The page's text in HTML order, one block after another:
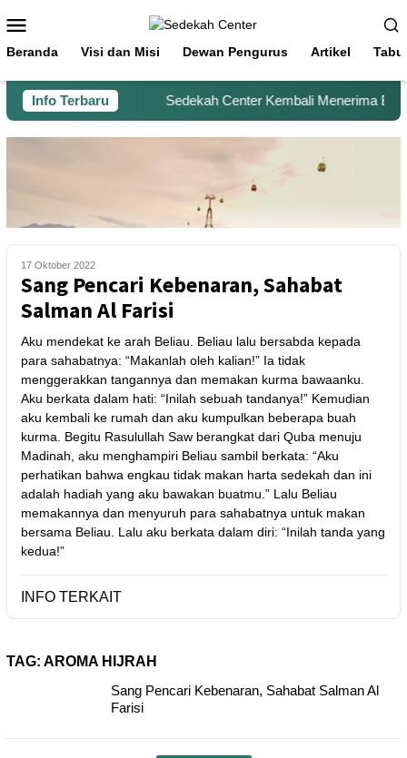
Beranda Visi dan Misi Dewan Pengurus Artikel
Info Terbaru Sedekah Center Kembali Menerima
17 Oktober 2022
Sang Pencari Kebenaran, Sahabat
Salman Al Farisi
Aku mendekat ke arah Beliau. Beliau lalu bersabda kepada
para sahabatnya: “Makanlah oleh kalian!” Ia tidak
menggerakkan tangannya dan memakan kurma bawaanku.
Aku berkata dalam hati: “Inilah sebuah tandanya!” Kemudian
aku kembali ke rumah dan aku kumpulkan beberapa buah
kurma. Begitu Rasulullah Saw berangkat dari Quba menuju
Madinah, aku menghampiri Beliau sambil berkata: “Aku
perhatikan bahwa engkau tidak makan harta sedekah dan ini
adalah hadiah yang aku bawakan buatmu.” Lalu Beliau
memakannya dan menyuruh para sahabatnya untuk makan
bersama Beliau. Lalu aku berkata dalam diri: “Inilah tanda yang
kedua!”
INFO TERKAIT
TAG: AROMA HIJRAH
Sang Pencari Kebenaran, Sahabat Salman Al
Farisi